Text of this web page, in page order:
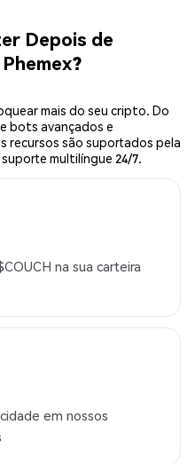
Depois de
mais do seu cripto. Do
bots avançados e
recursos são suportados pela
multilíngue 24/7.
na sua carteira
em nossos